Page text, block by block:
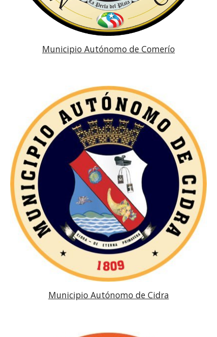
Municipio Autónomo de Comerío
Municipio Autónomo de Cidra